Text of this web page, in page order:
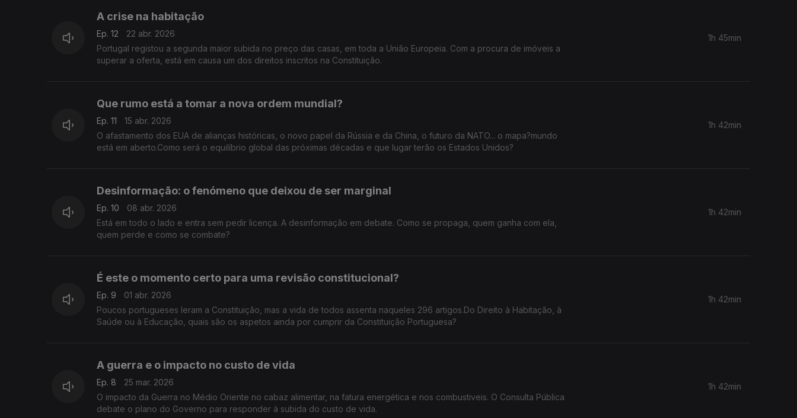
A crise na habitação
Ep. 12
22 abr. 2026
Portugal registou a segunda maior subida no preço das casas, em toda a União Europeia. Com a procura de imóveis a
superar a oferta, está em causa um dos direitos inscritos na Constituição.
1h 45min
Que rumo está a tomar a nova ordem mundial?
Ep. 11
15 abr. 2026
O afastamento dos EUA de alianças históricas, o novo papel da Rússia e da China, o futuro da NATO... o mapa?mundo
está em aberto.Como será o equilíbrio global das próximas décadas e que lugar terão os Estados Unidos?
1h 42min
Desinformação: o fenómeno que deixou de ser marginal
Ep. 10
08 abr. 2026
Está em todo o lado e entra sem pedir licença. A desinformação em debate. Como se propaga, quem ganha com ela,
quem perde e como se combate?
1h 42min
É este o momento certo para uma revisão constitucional?
Ep. 9
01 abr. 2026
Poucos portugueses leram a Constituição, mas a vida de todos assenta naqueles 296 artigos.Do Direito à Habitação, à
Saúde ou à Educação, quais são os aspetos ainda por cumprir da Constituição Portuguesa?
1h 42min
A guerra e o impacto no custo de vida
Ep. 8
25 mar. 2026
O impacto da Guerra no Médio Oriente no cabaz alimentar, na fatura energética e nos combustiveis. O Consulta Pública
debate o plano do Governo para responder à subida do custo de vida.
1h 42min